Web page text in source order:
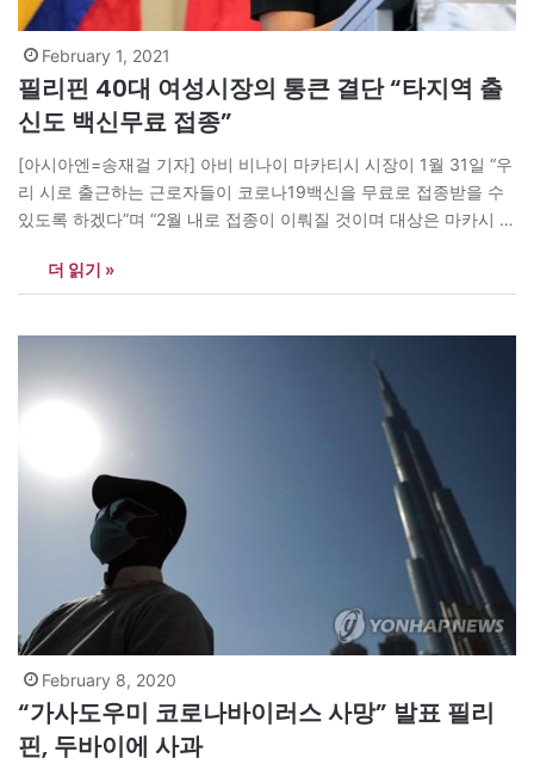
February 1, 2021
필리핀 40대 여성시장의 통큰 결단 “타지역 출
신도 백신무료 접종”
[아시아엔=송재걸 기자] 아비 비나이 마카티시 시장이 1월 31일 “우
리 시로 출근하는 근로자들이 코로나19백신을 무료로 접종받을 수
있도록 하겠다”며 “2월 내로 접종이 이뤄질 것이며 대상은 마카시 시
로자”리고 발표했다. 비나이 시장은 성명에서 “우리 시에서 활동 중
인 사업가와 근로자는 필리핀 경제의 근간”이라며 “이들을 보호하는
더 읽기 »
February 8, 2020
“가사도우미 코로나바이러스 사망” 발표 필리
핀, 두바이에 사과